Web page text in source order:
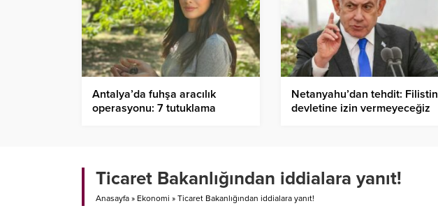
Antalya’da fuhşa aracılık
operasyonu: 7 tutuklama
Netanyahu’dan tehdit: Filistin
devletine izin vermeyeceğiz
Ticaret Bakanlığından iddialara yanıt!
Anasayfa » Ekonomi » Ticaret Bakanlığından iddialara yanıt!